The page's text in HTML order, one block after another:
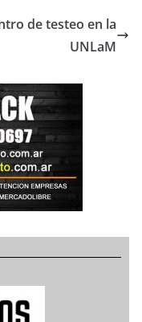
de testeo en la
UNLaM